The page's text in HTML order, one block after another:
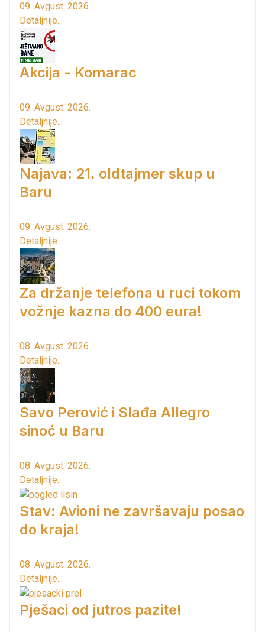
09. Avgust. 2026.
Detaljnije...
Akcija - Komarac
09. Avgust. 2026.
Detaljnije...
Najava: 21. oldtajmer skup u
Baru
09. Avgust. 2026.
Detaljnije...
Za držanje telefona u ruci tokom
vožnje kazna do 400 eura!
08. Avgust. 2026.
Detaljnije...
Savo Perović i Slađa Allegro
sinoć u Baru
08. Avgust. 2026.
Detaljnije...
Stav: Avioni ne završavaju posao
do kraja!
08. Avgust. 2026.
Detaljnije...
Pješaci od jutros pazite!